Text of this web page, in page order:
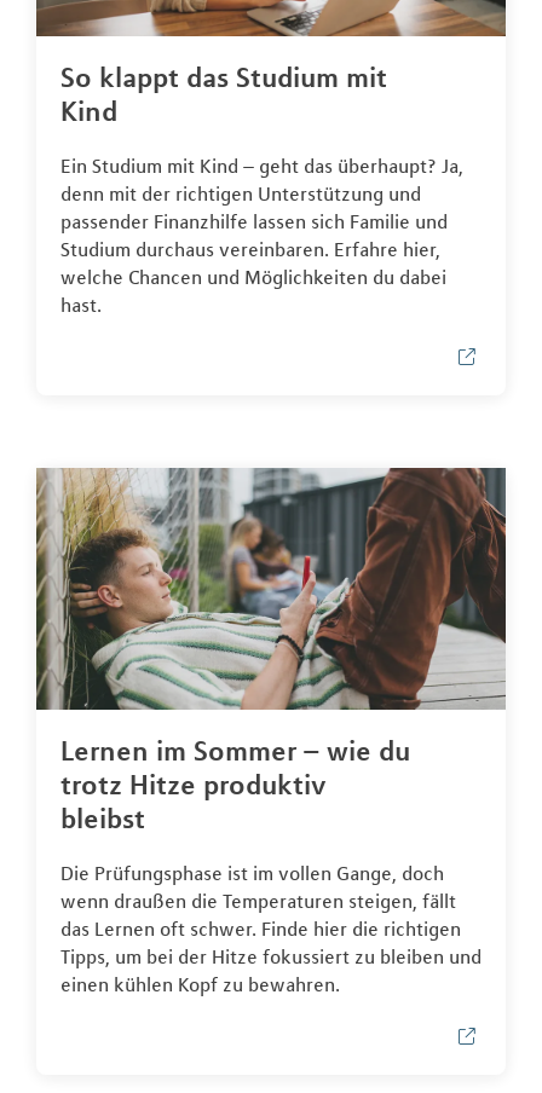
So klappt das Studium mit
Kind
Ein Studium mit Kind – geht das überhaupt? Ja,
denn mit der richtigen Unterstützung und
passender Finanzhilfe lassen sich Familie und
Studium durchaus vereinbaren. Erfahre hier,
welche Chancen und Möglichkeiten du dabei
hast.
Lernen im Sommer – wie du
trotz Hitze produktiv
bleibst
Die Prüfungsphase ist im vollen Gange, doch
wenn draußen die Temperaturen steigen, fällt
das Lernen oft schwer. Finde hier die richtigen
Tipps, um bei der Hitze fokussiert zu bleiben und
einen kühlen Kopf zu bewahren.